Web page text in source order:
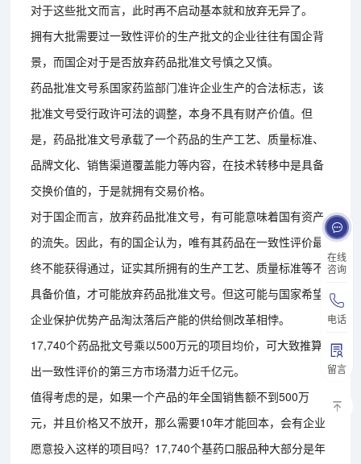
在线
咨询
电话
留言
对于这些批文而言，此时再不启动基本就和放弃无异了。
拥有大批需要过一致性评价的生产批文的企业往往有国企背
景，而国企对于是否放弃药品批准文号慎之又慎。
药品批准文号系国家药监部门准许企业生产的合法标志，该
批准文号受行政许可法的调整，本身不具有财产价值。但
是，药品批准文号承载了一个药品的生产工艺、质量标准、
品牌文化、销售渠道覆盖能力等内容，在技术转移中是具备
交换价值的，于是就拥有交易价格。
对于国企而言，放弃药品批准文号，有可能意味着国有资产
的流失。因此，有的国企认为，唯有其药品在一致性评价最
终不能获得通过，证实其所拥有的生产工艺、质量标准等不
具备价值，才可能放弃药品批准文号。但这可能与国家希望
企业保护优势产品淘汰落后产能的供给侧改革相悖。
17,740个药品批文号乘以500万元的项目均价，可大致推算
出一致性评价的第三方市场潜力近千亿元。
值得考虑的是，如果一个产品的年全国销售额不到500万
元，并且价格又不放开，那么需要10年才能回本，会有企业
愿意投入这样的项目吗？17,740个基药口服品种大部分是年